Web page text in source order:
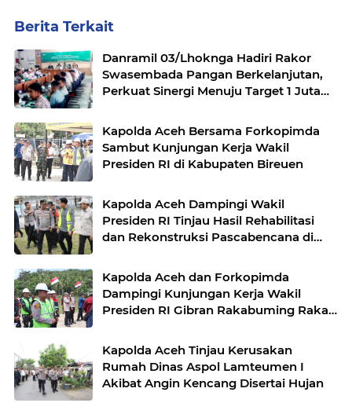
Berita Terkait
Danramil 03/Lhoknga Hadiri Rakor
Swasembada Pangan Berkelanjutan,
Perkuat Sinergi Menuju Target 1 Juta
Kapolda Aceh Bersama Forkopimda
Sambut Kunjungan Kerja Wakil
Presiden RI di Kabupaten Bireuen
Kapolda Aceh Dampingi Wakil
Presiden RI Tinjau Hasil Rehabilitasi
dan Rekonstruksi Pascabencana di
Kapolda Aceh dan Forkopimda
Dampingi Kunjungan Kerja Wakil
Presiden RI Gibran Rakabuming Raka
Kapolda Aceh Tinjau Kerusakan
Rumah Dinas Aspol Lamteumen I
Akibat Angin Kencang Disertai Hujan